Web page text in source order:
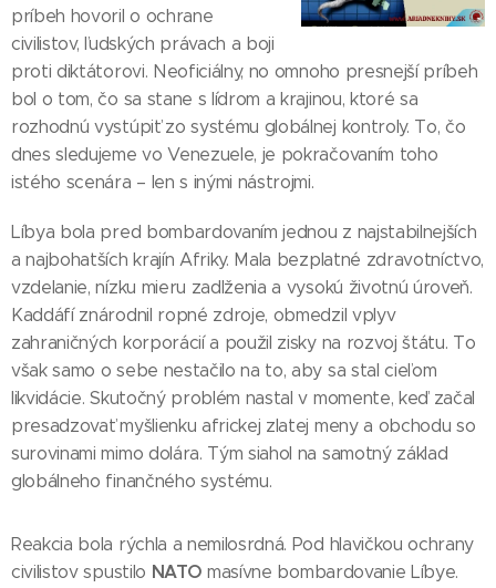
príbeh hovoril o ochrane
civilistov, ľudských právach a boji
proti diktátorovi. Neoficiálny, no omnoho presnejší príbeh
bol o tom, čo sa stane s lídrom a krajinou, ktoré sa
rozhodnú vystúpiť zo systému globálnej kontroly. To, čo
dnes sledujeme vo Venezuele, je pokračovaním toho
istého scenára – len s inými nástrojmi.
Líbya bola pred bombardovaním jednou z najstabilnejších
a najbohatších krajín Afriky. Mala bezplatné zdravotníctvo,
vzdelanie, nízku mieru zadlženia a vysokú životnú úroveň.
Kaddáfí znárodnil ropné zdroje, obmedzil vplyv
zahraničných korporácií a použil zisky na rozvoj štátu. To
však samo o sebe nestačilo na to, aby sa stal cieľom
likvidácie. Skutočný problém nastal v momente, keď začal
presadzovať myšlienku africkej zlatej meny a obchodu so
surovinami mimo dolára. Tým siahol na samotný základ
globálneho finančného systému.
Reakcia bola rýchla a nemilosrdná. Pod hlavičkou ochrany
civilistov spustilo NATO masívne bombardovanie Líbye.